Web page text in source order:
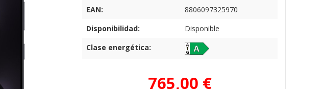
EAN:
8806097325970
Disponibilidad:
Disponible
Clase energética:
765,00 €